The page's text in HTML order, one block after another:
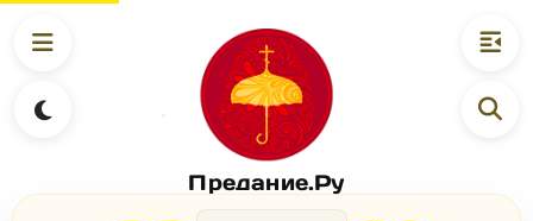
Предание.Ру